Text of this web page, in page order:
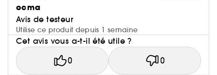
ocma
Avis de testeur
Utilise ce produit depuis 1 semaine
Cet avis vous a-t-il été utile ?
0 0